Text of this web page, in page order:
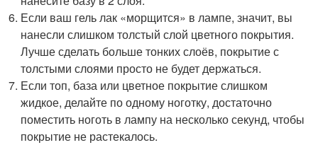
Если ваш гель лак «морщится» в лампе, значит, вы
нанесли слишком толстый слой цветного покрытия.
Лучше сделать больше тонких слоёв, покрытие с
толстыми слоями просто не будет держаться.
Если топ, база или цветное покрытие слишком
жидкое, делайте по одному ноготку, достаточно
поместить ноготь в лампу на несколько секунд, чтобы
покрытие не растекалось.